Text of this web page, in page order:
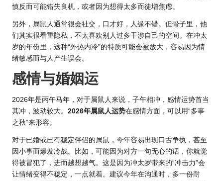
慎反而可能错失良机，或者因为想得太多而徒增焦虑。
另外，属鼠人通常很会社交，口才好，人缘不错。但骨子里，他
们其实很看重隐私，不太喜欢别人过多干涉自己的空间。在冲太
岁的年份里，这种“外热内冷”的特质可能会被放大，容易因为情
绪敏感而与人产生误会。
感情与婚姻运
2026年是丙午马年，对于属鼠人来说，子午相冲，感情运势首当
其冲，波动较大。 2026年属鼠人运势在感情方面，可以用“多事
之秋”来形容。
对于已婚或已有稳定伴侣的属鼠，今年容易出现口舌争执，甚至
因小事而爆发冷战。比如，可能因为对方一句无心的话，你就觉
得被冒犯了，进而越想越气。这是因为冲太岁带来的“冲击力”会
让情绪变得不稳定，一点就着。建议今年在沟通时，多一份耐